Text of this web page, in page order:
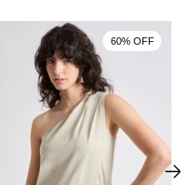
60% OFF